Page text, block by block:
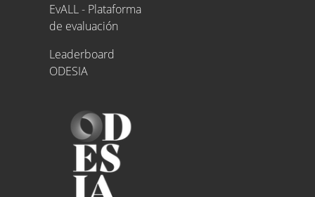
EvALL - Plataforma
de evaluación
Leaderboard
ODESIA